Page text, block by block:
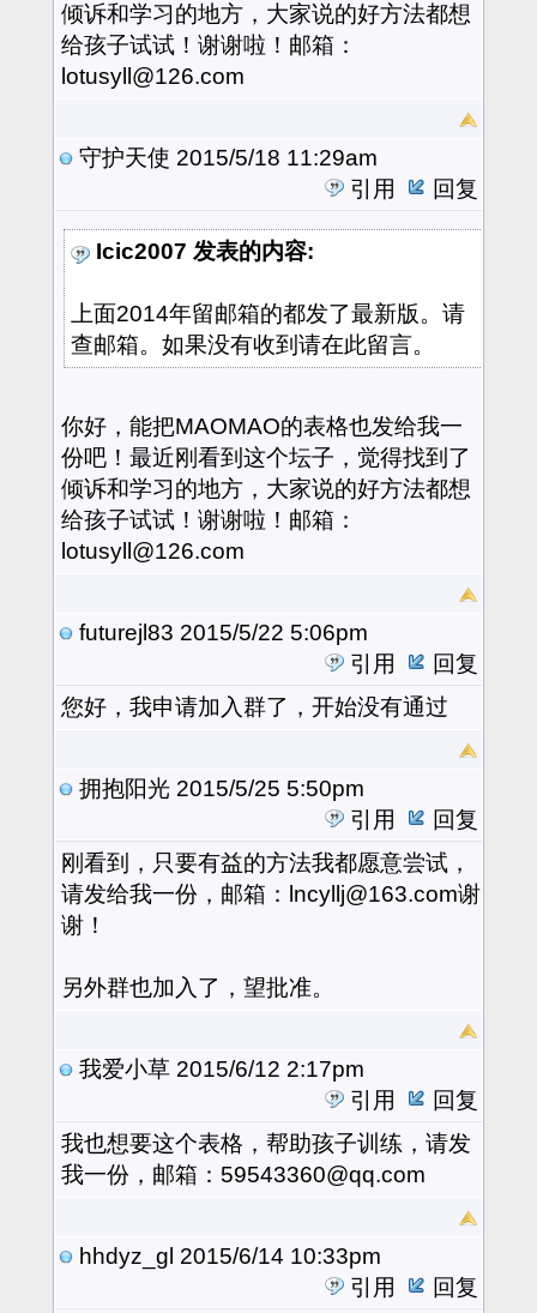
倾诉和学习的地方，大家说的好方法都想
给孩子试试！谢谢啦！邮箱：
lotusyll@126.com
守护天使 2015/5/18 11:29am
引用
回复
Icic2007 发表的内容:
上面2014年留邮箱的都发了最新版。请
查邮箱。如果没有收到请在此留言。
你好，能把MAOMAO的表格也发给我一
份吧！最近刚看到这个坛子，觉得找到了
倾诉和学习的地方，大家说的好方法都想
给孩子试试！谢谢啦！邮箱：
lotusyll@126.com
futurejl83 2015/5/22 5:06pm
引用
回复
您好，我申请加入群了，开始没有通过
拥抱阳光 2015/5/25 5:50pm
引用
回复
刚看到，只要有益的方法我都愿意尝试，
请发给我一份，邮箱：lncyllj@163.com谢
谢！
另外群也加入了，望批准。
我爱小草 2015/6/12 2:17pm
引用
回复
我也想要这个表格，帮助孩子训练，请发
我一份，邮箱：59543360@qq.com
hhdyz_gl 2015/6/14 10:33pm
引用
回复